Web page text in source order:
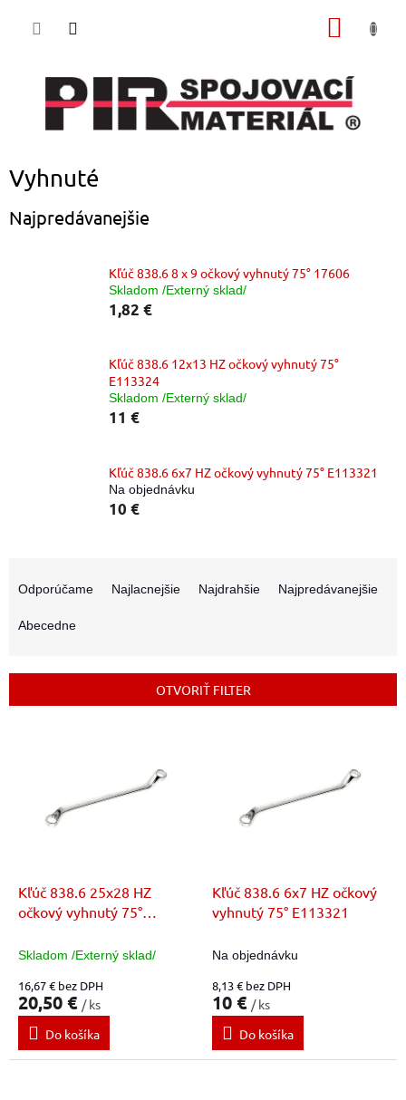
Vyhnuté
Najpredávanejšie
Kľúč 838.6 8 x 9 očkový vyhnutý 75° 17606
Skladom /Externý sklad/
1,82 €
Kľúč 838.6 12x13 HZ očkový vyhnutý 75°
E113324
Skladom /Externý sklad/
11 €
Kľúč 838.6 6x7 HZ očkový vyhnutý 75° E113321
Na objednávku
10 €
p
Odporúčame Najlacnejšie Najdrahšie Najpredávanejšie
Abecedne
OTVORIŤ FILTER
Kľúč 838.6 25x28 HZ
očkový vyhnutý 75°
Skladom /Externý sklad/
16,67 € bez DPH
20,50 € / ks
Do košíka
Kľúč 838.6 6x7 HZ očkový
vyhnutý 75° E113321
Na objednávku
8,13 € bez DPH
10 € / ks
Do košíka